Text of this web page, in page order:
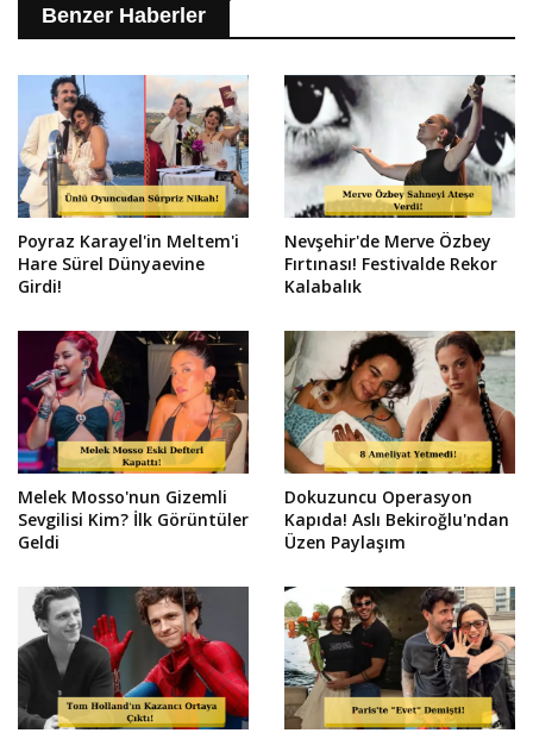
Benzer Haberler
Poyraz Karayel'in Meltem'i
Hare Sürel Dünyaevine
Girdi!
Nevşehir'de Merve Özbey
Fırtınası! Festivalde Rekor
Kalabalık
Melek Mosso'nun Gizemli
Sevgilisi Kim? İlk Görüntüler
Geldi
Dokuzuncu Operasyon
Kapıda! Aslı Bekiroğlu'ndan
Üzen Paylaşım